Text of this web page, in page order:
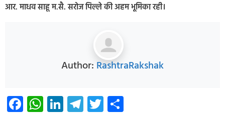
आर. माधव साहू म.सै. सरोज पिल्ले की अहम भूमिका रही।
Author: RashtraRakshak
Facebook
WhatsApp
LinkedIn
Telegram
Twitter